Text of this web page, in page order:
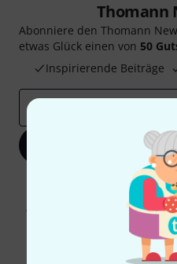
Thomann
Abonniere den Thomann
etwas Glück einen von 50
Inspirierende Beiträge
Jetzt
Mit Klick auf „Jetzt anmelden“
Werbung und einer Messung
Abmeldung ist jederzeit möglich.
*